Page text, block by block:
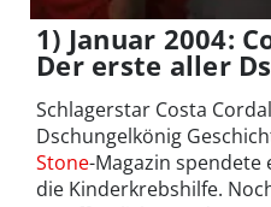
1) Januar 2004:
Der erste aller
Schlagerstar Costa
Dschungelkönig
Stone-Magazin spendete
die Kinderkrebshilfe.